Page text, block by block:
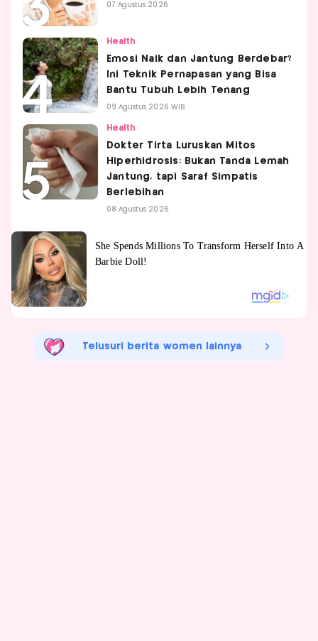
07 Agustus 2026
Health
Emosi Naik dan Jantung Berdebar?
Ini Teknik Pernapasan yang Bisa
Bantu Tubuh Lebih Tenang
09 Agustus 2026 WIB
Health
Dokter Tirta Luruskan Mitos
Hiperhidrosis: Bukan Tanda Lemah
Jantung, tapi Saraf Simpatis
Berlebihan
08 Agustus 2026
Telusuri berita women lainnya